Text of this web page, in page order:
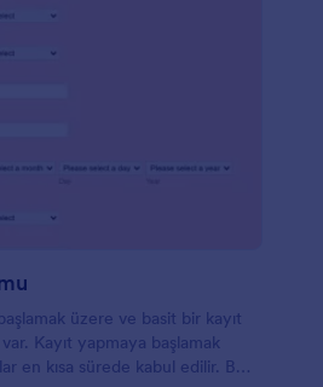
üzere ve basit bir kayıt
Kayıt yapmaya başlamak
en kısa sürede kabul edilir. Bu